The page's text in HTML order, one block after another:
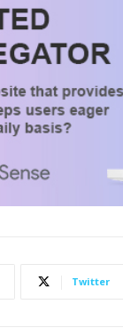
Twitter